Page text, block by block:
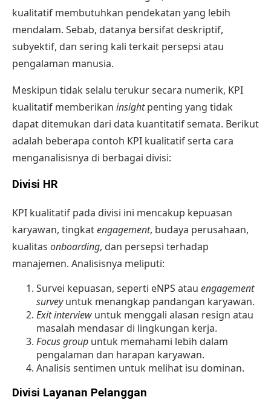
kualitatif membutuhkan pendekatan yang lebih
mendalam. Sebab, datanya bersifat deskriptif,
subyektif, dan sering kali terkait persepsi atau
pengalaman manusia.
Meskipun tidak selalu terukur secara numerik, KPI
kualitatif memberikan insightpenting yang tidak
dapat ditemukan dari data kuantitatif semata. Berikut
adalah beberapa contoh KPI kualitatif serta cara
menganalisisnya di berbagai divisi:
Divisi HR
KPI kualitatif pada divisi ini mencakup kepuasan
karyawan, tingkatengagement, budaya perusahaan,
kualitas onboarding, dan persepsi terhadap
manajemen. Analisisnya meliputi:
Survei kepuasan, seperti eNPS atau engagement
surveyuntuk menangkap pandangan karyawan.
Exit interview untuk menggali alasan resign atau
masalah mendasar di lingkungan kerja.
Focus group untuk memahami lebih dalam
pengalaman dan harapan karyawan.
Analisis sentimen untuk melihat isu dominan.
Divisi Layanan Pelanggan